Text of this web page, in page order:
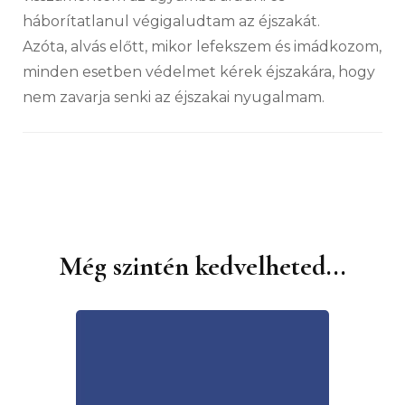
háborítatlanul végigaludtam az éjszakát.
Azóta, alvás előtt, mikor lefekszem és imádkozom,
minden esetben védelmet kérek éjszakára, hogy
nem zavarja senki az éjszakai nyugalmam.
Bejegyzések
navigációja
Még szintén kedvelheted...